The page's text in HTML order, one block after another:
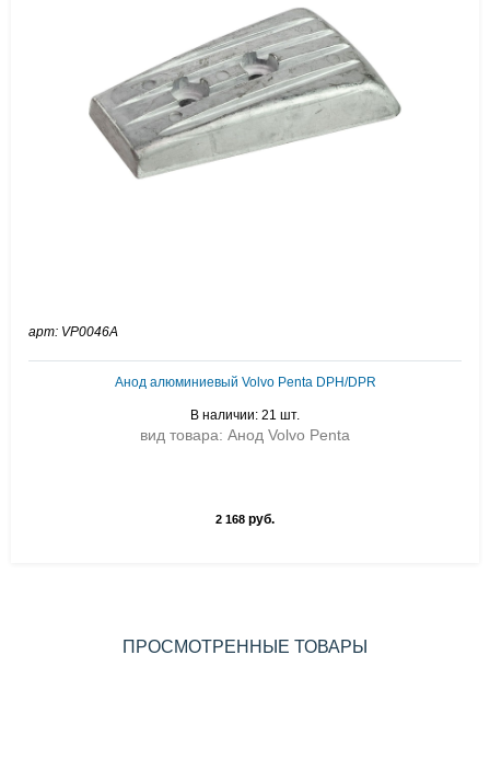
арт: VP0046A
Анод алюминиевый Volvo Penta DPH/DPR
В наличии: 21 шт.
вид товара: Анод Volvo Penta
2 168 руб.
ПРОСМОТРЕННЫЕ ТОВАРЫ